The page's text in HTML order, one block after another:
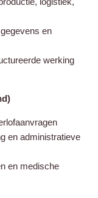
en
werking
en administratieve
en medische